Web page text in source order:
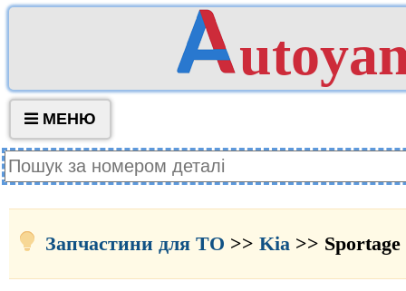
МЕНЮ
Запчастини для ТО >> Kia >>